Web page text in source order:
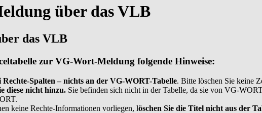
über das VLB
das VLB
zur VG-Wort-Meldung folgende Hinweise:
Spalten – nichts an der VG-WORT-Tabelle. Bitte löschen Sie keine
diese nicht hinzu. Sie befinden sich nicht in der Tabelle, da sie von VG-
keine Rechte-Informationen vorliegen, löschen Sie die Titel nicht aus der